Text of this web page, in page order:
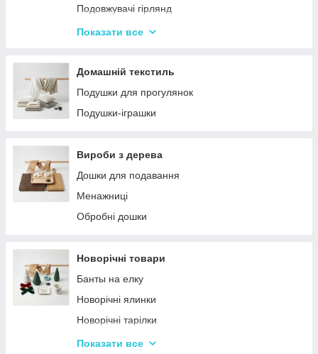
Подовжувачі гірлянд
Хатні гірлянди
Показати все
Домашній текстиль
Подушки для прогулянок
Подушки-іграшки
Вироби з дерева
Дошки для подавання
Менажниці
Обробні дошки
Новорічні товари
Банты на елку
Новорічні ялинки
Новорічні тарілки
Новорічні фігурки та статуетки
Показати все